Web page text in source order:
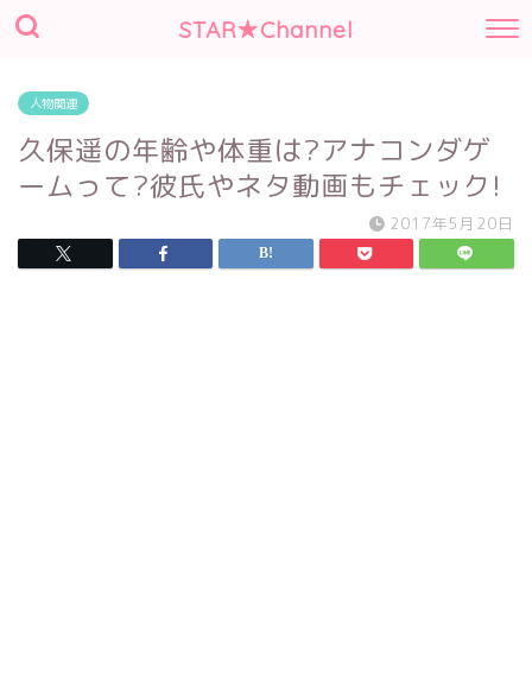
STAR★Channel
人物関連
久保遥の年齢や体重は?アナコンダゲ
ームって?彼氏やネタ動画もチェック!
2017年5月20日